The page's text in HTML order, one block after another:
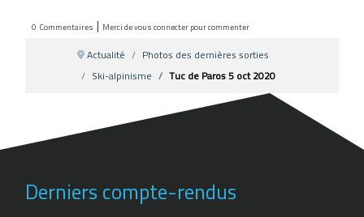
0 Commentaires | Merci de vous connecter pour commenter
Actualité
Photos des dernières sorties
Ski-alpinisme
Tuc de Paros 5 oct 2020
Derniers compte-rendus